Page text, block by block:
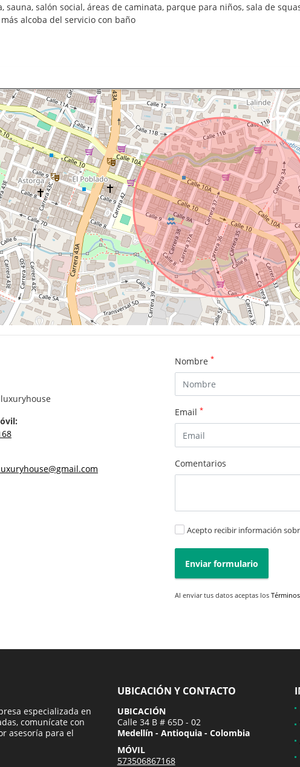
sauna, salón social, áreas de caminata, parque para niños, sala de
alcoba del servicio con baño
Nombre *
Email *
Comentarios
Acepto recibir información
Enviar formulario
Al enviar tus datos aceptas los
especializada en
comunícate con
asesoría para el
UBICACIÓN Y CONTACTO
UBICACIÓN
Calle 34 B # 65D - 02
Medellín - Antioquia - Colombia
MÓVIL
573506867168